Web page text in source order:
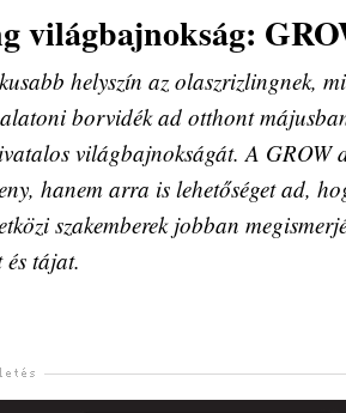
világbajnokság:
helyszín az olaszrizlingnek,
borvidék ad otthont
világbajnokságát. A GROW
hanem arra is lehetőséget ad,
szakemberek jobban
tájat.